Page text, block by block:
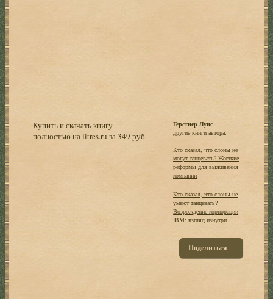
Купить и скачать книгу
полностью на litres.ru за 349 руб.
Герстнер Луис
другие книги автора:
Кто сказал, что слоны не
могут танцевать? Жесткие
реформы для выживания
компании
Кто сказал, что слоны не
умеют танцевать?
Возрождение корпорации
IBM: взгляд изнутри
Поделиться